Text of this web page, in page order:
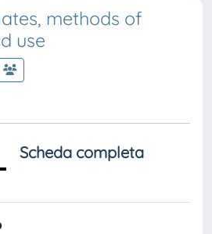
methods of
use
Scheda completa